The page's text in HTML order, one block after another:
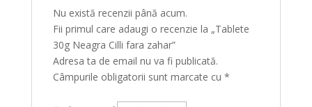
Nu există recenzii până acum.
Fii primul care adaugi o recenzie la „Tablete
30g Neagra Cilli fara zahar”
Adresa ta de email nu va fi publicată.
Câmpurile obligatorii sunt marcate cu *